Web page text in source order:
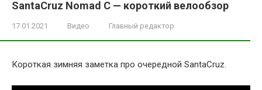
SantaCruz Nomad C — короткий велообзор
17.01.2021 Видео Главный редактор
Короткая зимняя заметка про очередной SantaCruz.